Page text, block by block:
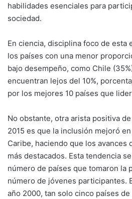
habilidades esenciales para
sociedad.
En ciencia, disciplina foco de esta
los países con una menor
bajo desempeño, como Chile
encuentran lejos del 10%,
por los mejores 10 países que
No obstante, otra arista positiva
2015 es que la inclusión mejoró
Caribe, haciendo que los avances
más destacados. Esta tendencia
número de países que tomaron la
número de jóvenes participantes.
año 2000, tan solo cinco países